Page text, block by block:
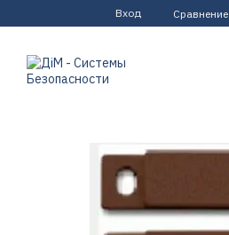
Перейти к основному контенту
Вход Сравнение